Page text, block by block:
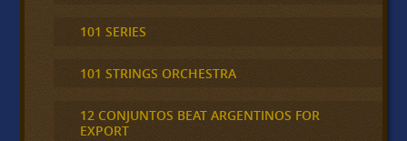
101 SERIES
101 STRINGS ORCHESTRA
12 CONJUNTOS BEAT ARGENTINOS FOR
EXPORT